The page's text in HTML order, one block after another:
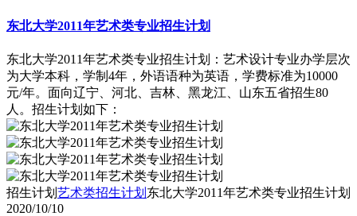
东北大学2011年艺术类专业招生计划
东北大学2011年艺术类专业招生计划：艺术设计专业办学层次
为大学本科，学制4年，外语语种为英语，学费标准为10000
元/年。面向辽宁、河北、吉林、黑龙江、山东五省招生80
人。招生计划如下：
招生计划 艺术类招生计划 东北大学2011年艺术类专业招生计划
2020/10/10